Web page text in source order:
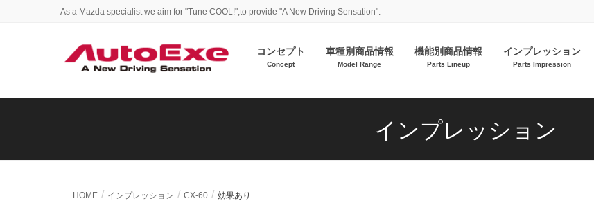
As a Mazda specialist we aim for "Tune COOL!",to provide "A New Driving Sensation".
コンセプト
Concept
車種別商品情報
Model Range
機能別商品情報
Parts Lineup
インプレッション
Parts Impression
インプレッション
HOME インプレッション CX-60 効果あり